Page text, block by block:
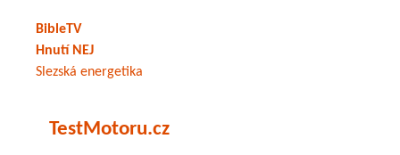
BibleTV
Hnutí NEJ
Slezská energetika
TestMotoru.cz